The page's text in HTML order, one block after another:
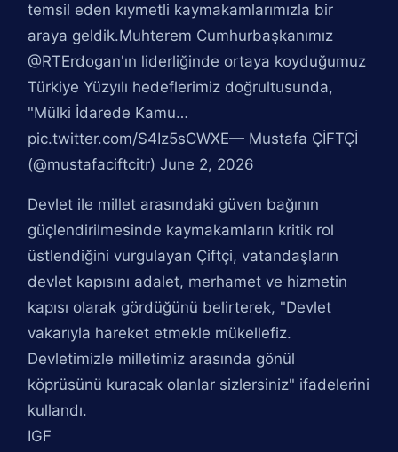
temsil eden kıymetli kaymakamlarımızla bir
araya geldik.Muhterem Cumhurbaşkanımız
@RTErdogan'ın liderliğinde ortaya koyduğumuz
Türkiye Yüzyılı hedeflerimiz doğrultusunda,
"Mülki İdarede Kamu…
pic.twitter.com/S4Iz5sCWXE— Mustafa ÇİFTÇİ
(@mustafaciftcitr) June 2, 2026
Devlet ile millet arasındaki güven bağının
güçlendirilmesinde kaymakamların kritik rol
üstlendiğini vurgulayan Çiftçi, vatandaşların
devlet kapısını adalet, merhamet ve hizmetin
kapısı olarak gördüğünü belirterek, "Devlet
vakarıyla hareket etmekle mükellefiz.
Devletimizle milletimiz arasında gönül
köprüsünü kuracak olanlar sizlersiniz" ifadelerini
kullandı.
IGF